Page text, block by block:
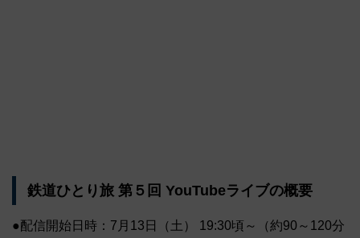
鉄道ひとり旅 第５回 YouTubeライブの概要
●配信開始日時：7月13日（土） 19:30頃～（約90～120分